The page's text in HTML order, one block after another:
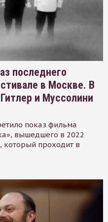
последнего
в Москве. В
и Муссолини
показ фильма
вышедшего в 2022
который проходит в